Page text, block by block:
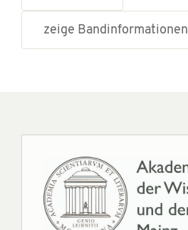
zeige Bandinformationen